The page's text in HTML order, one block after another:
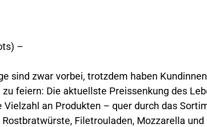
–
sind zwar vorbei, trotzdem haben
zu feiern: Die aktuellste Preissenkung des
an Produkten – quer durch das
Filetrouladen, Mozzarella